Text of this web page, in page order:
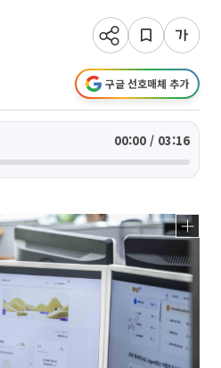
구글 선호매체 추가
00:00 / 03:16